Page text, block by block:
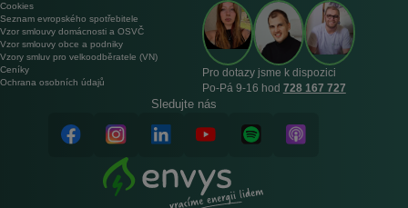
Cookies
Seznam evropského spotřebitele
Vzor smlouvy domácnosti a OSVČ
Vzor smlouvy obce a podniky
Vzory smluv pro velkoodběratele (VN)
Ceníky
Ochrana osobních údajů
Pro dotazy jsme k dispozici
Po‑Pá 9‑16 hod 728 167 727
Sledujte nás